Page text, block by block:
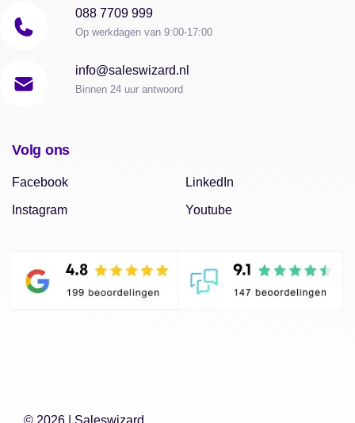
088 7709 999
Op werkdagen van 9:00-17:00
info@saleswizard.nl
Binnen 24 uur antwoord
Volg ons
Facebook
Instagram
LinkedIn
Youtube